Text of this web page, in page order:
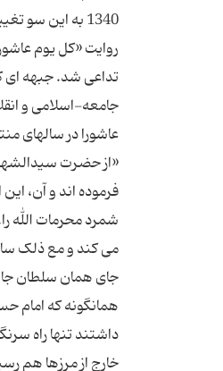
1340 به این
روایت «کل یوم
تداعی شد. جبهه ای
جامعه-اسلامی و
«از حضرت
فرموده اند و آن،
شمرد محرمات الله
می کند و مع ذلک
همانگونه که امام
داشتند تنها راه
خارج از مرزها هم